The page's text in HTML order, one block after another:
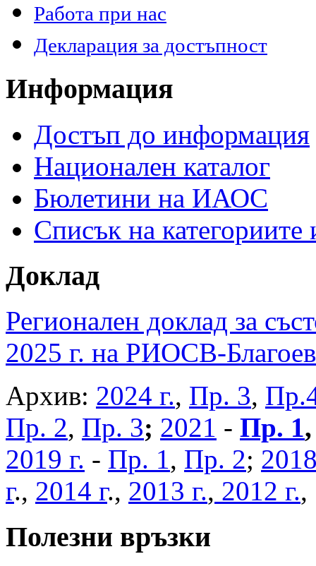
Работа при нас
Декларация за достъпност
Информация
Достъп до информация
Национален каталог
Бюлетини на ИАОС
Списък на
Доклад
Регионален доклад за
2025 г. на РИОСВ-
Архив: 2024 г., Пр. 3,
Пр. 2, Пр. 3; 2021 - Пр. 1
2019 г. - Пр. 1, Пр. 2;
г., 2014 г., 2013 г., 2012 г.
Полезни връзки